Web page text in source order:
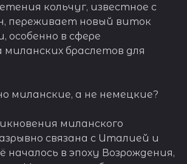
кольчуг, известное с
переживает новый виток
особенно в сфере
миланских браслетов для
миланские, а не немецкие?
миланского
связана с Италией и
началось в эпоху Возрождения,